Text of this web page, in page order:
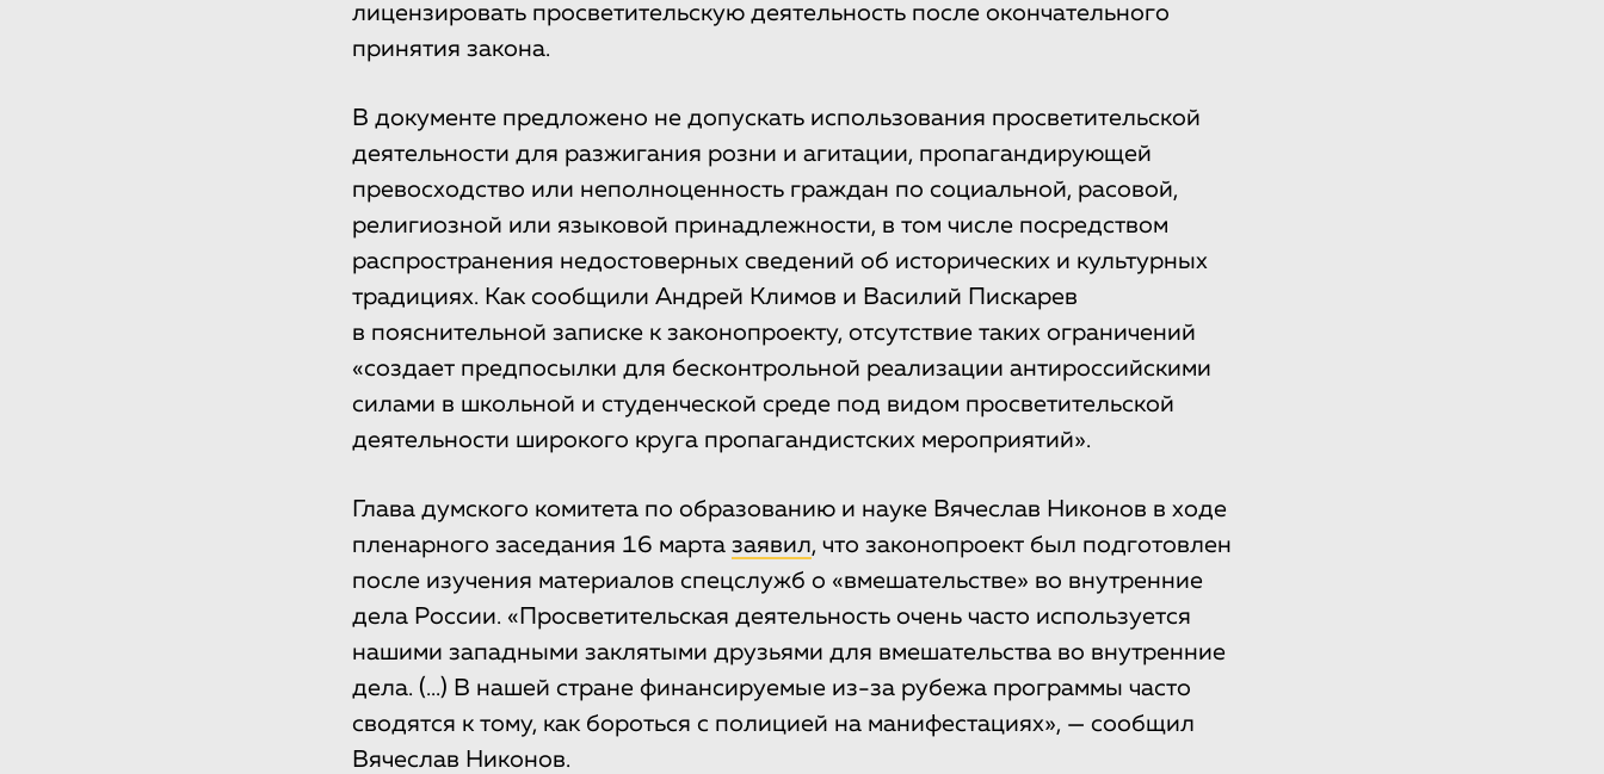
лицензировать просветительскую деятельность после окончательного
принятия закона.
В документе предложено не допускать использования просветительской
деятельности для разжигания розни и агитации, пропагандирующей
превосходство или неполноценность граждан по социальной, расовой,
религиозной или языковой принадлежности, в том числе посредством
распространения недостоверных сведений об исторических и культурных
традициях. Как сообщили Андрей Климов и Василий Пискарев
в пояснительной записке к законопроекту, отсутствие таких ограничений
«создает предпосылки для бесконтрольной реализации антироссийскими
силами в школьной и студенческой среде под видом просветительской
деятельности широкого круга пропагандистских мероприятий».
Глава думского комитета по образованию и науке Вячеслав Никонов в ходе
пленарного заседания 16 марта заявил, что законопроект был подготовлен
после изучения материалов спецслужб о «вмешательстве» во внутренние
дела России. «Просветительская деятельность очень часто используется
нашими западными заклятыми друзьями для вмешательства во внутренние
дела. (...) В нашей стране финансируемые из-за рубежа программы часто
сводятся к тому, как бороться с полицией на манифестациях», — сообщил
Вячеслав Никонов.